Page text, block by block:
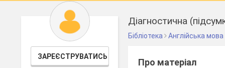
ЗАРЕЄСТРУВАТИСЬ
Діагностична
Бібліотека Англійська мова
Про матеріал